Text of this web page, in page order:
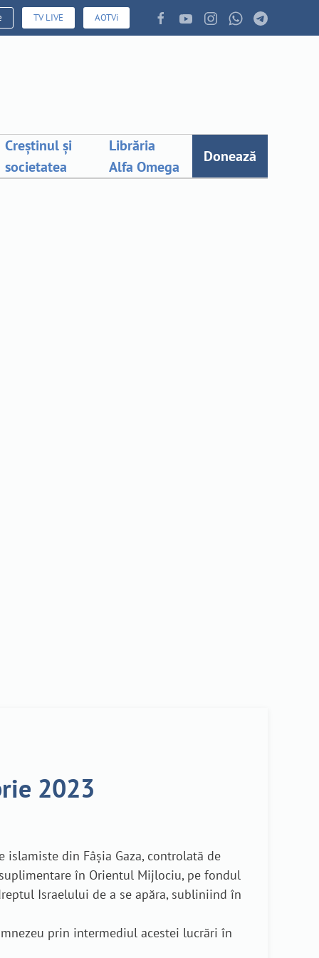
TV LIVE AOTVi
Creștinul și
societatea
Librăria
Alfa Omega
Donează
2023
din Fâșia Gaza, controlată de
în Orientul Mijlociu, pe fondul
Israelului de a se apăra, subliniind în
prin intermediul acestei lucrări în